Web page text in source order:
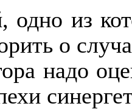
одно из
о
надо